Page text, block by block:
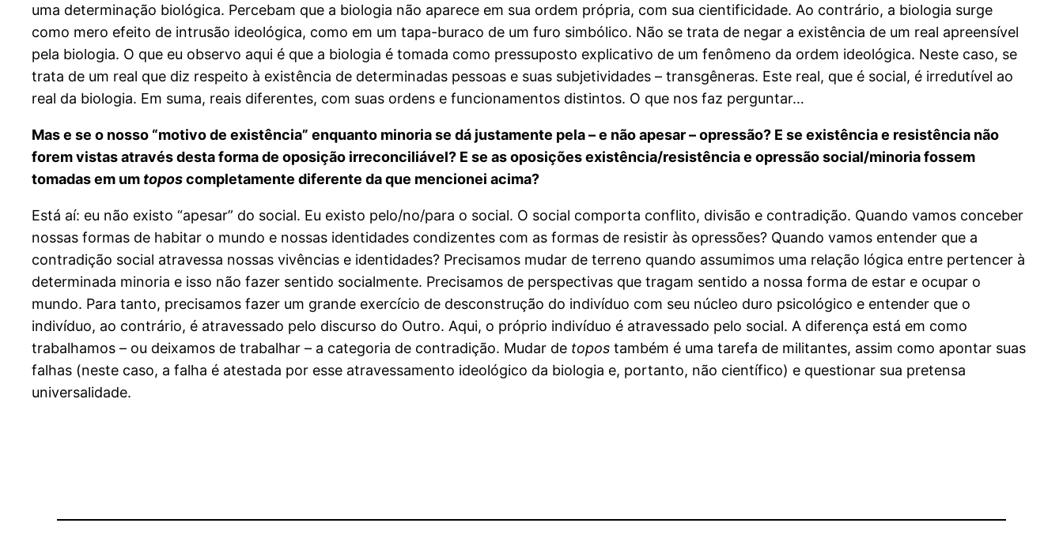
uma determinação biológica. Percebam que a biologia não aparece em sua ordem própria, com sua cientificidade. Ao contrário, a biologia surge
como mero efeito de intrusão ideológica, como em um tapa-buraco de um furo simbólico. Não se trata de negar a existência de um real apreensível
pela biologia. O que eu observo aqui é que a biologia é tomada como pressuposto explicativo de um fenômeno da ordem ideológica. Neste caso, se
trata de um real que diz respeito à existência de determinadas pessoas e suas subjetividades – transgêneras. Este real, que é social, é irredutível ao
real da biologia. Em suma, reais diferentes, com suas ordens e funcionamentos distintos. O que nos faz perguntar…
Mas e se o nosso “motivo de existência” enquanto minoria se dá justamente pela – e não apesar – opressão? E se existência e resistência não
forem vistas através desta forma de oposição irreconciliável? E se as oposições existência/resistência e opressão social/minoria fossem
tomadas em um toposcompletamente diferente da que mencionei acima?
Está aí: eu não existo “apesar” do social. Eu existo pelo/no/para o social. O social comporta conflito, divisão e contradição. Quando vamos conceber
nossas formas de habitar o mundo e nossas identidades condizentes com as formas de resistir às opressões? Quando vamos entender que a
contradição social atravessa nossas vivências e identidades? Precisamos mudar de terreno quando assumimos uma relação lógica entre pertencer à
determinada minoria e isso não fazer sentido socialmente. Precisamos de perspectivas que tragam sentido a nossa forma de estar e ocupar o
mundo. Para tanto, precisamos fazer um grande exercício de desconstrução do indivíduo com seu núcleo duro psicológico e entender que o
indivíduo, ao contrário, é atravessado pelo discurso do Outro. Aqui, o próprio indivíduo é atravessado pelo social. A diferença está em como
trabalhamos – ou deixamos de trabalhar – a categoria de contradição. Mudar de topos também é uma tarefa de militantes, assim como apontar suas
falhas (neste caso, a falha é atestada por esse atravessamento ideológico da biologia e, portanto, não científico) e questionar sua pretensa
universalidade.